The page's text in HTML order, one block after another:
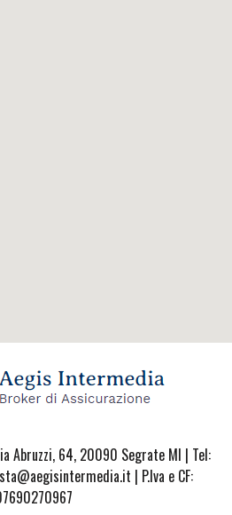
Abruzzi, 64, 20090 Segrate MI | Tel:
| P.Iva e CF: